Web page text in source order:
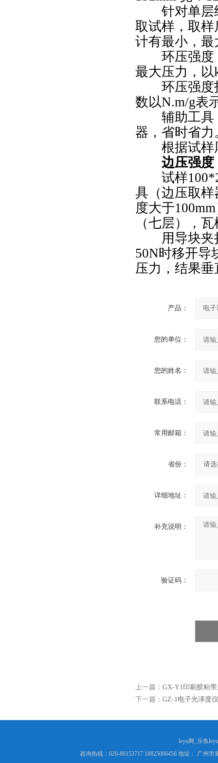
针对单层纸
取试样，取
计有最小，
环压强度：
最大压力，以
环压强度指
数以N.m/g表
辅助工具
器，省时省力
根据试样
边压强度
试样
具（边压取样
度大于
（七层），
用导块夹持
50N时移开导
压力，结果
产品：
您的单位：
您的姓名：
联系电话：
常用邮箱：
省份：
详细地址：
补充说明：
验证码：
上一篇： GX-Y1印刷胶粘
下一篇： GZ-1电子光泽度
leyu网_乐鱼
咨询热线：020-86153717 18825066456 地址： 广州